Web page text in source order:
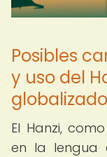
Posibles
y uso del
globalizado
El Hanzi,
en la lengua